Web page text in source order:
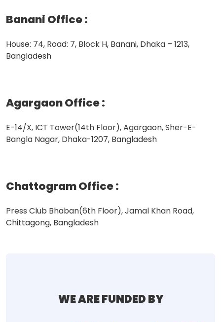
Banani Office:
House: 74, Road: 7, Block H, Banani, Dhaka – 1213,
Bangladesh
Agargaon Office:
E-14/X, ICT Tower(14th Floor), Agargaon, Sher-E-
Bangla Nagar, Dhaka-1207, Bangladesh
Chattogram Office:
Press Club Bhaban(6th Floor), Jamal Khan Road,
Chittagong, Bangladesh
WE ARE FUNDED BY